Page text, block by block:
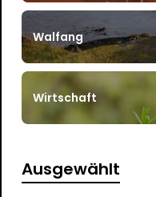
Walfang
Wirtschaft
Ausgewählt